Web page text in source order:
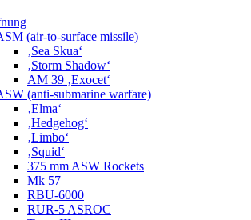
(air-to-surface missile)
‚Sea Skua‘
‚Storm Shadow‘
AM 39 ‚Exocet‘
(anti-submarine warfare)
‚Elma‘
‚Hedgehog‘
‚Limbo‘
‚Squid‘
375 mm ASW Rockets
Mk 57
RBU-6000
RUR-5 ASROC